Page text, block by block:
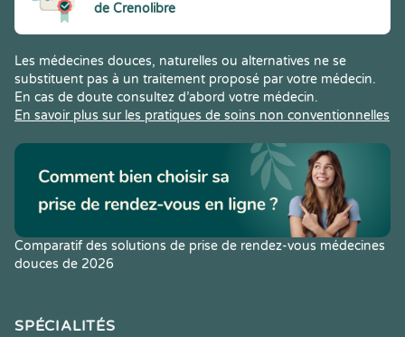
de Crenolibre
Les médecines douces, naturelles ou alternatives ne se
substituent pas à un traitement proposé par votre médecin.
En cas de doute consultez d’abord votre médecin.
En savoir plus sur les pratiques de soins non conventionnelles
Comparatif des solutions de prise de rendez-vous médecines
douces de 2026
SPÉCIALITÉS